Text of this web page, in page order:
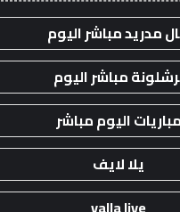
مدريد مباشر اليوم
مباشر اليوم
مباريات اليوم مباشر
يلا لايف